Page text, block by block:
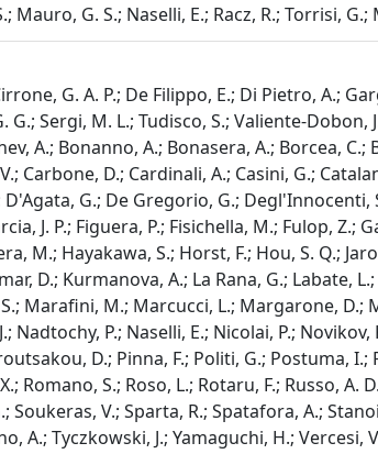
G. S.; Naselli, E.; Racz, R.; Torrisi, G.;
G. A. P.; De Filippo, E.; Di Pietro, A.;
Sergi, M. L.; Tudisco, S.; Valiente-
A.; Bonanno, A.; Bonasera, A.; Borcea,
Carbone, D.; Cardinali, A.; Casini, G.;
G.; De Gregorio, G.; Degl'Innocenti,
J. P.; Figuera, P.; Fisichella, M.; Fulop,
M.; Hayakawa, S.; Horst, F.; Hou, S. Q.;
D.; Kurmanova, A.; La Rana, G.; Labate,
Marafini, M.; Marcucci, L.; Margarone, D.;
P.; Naselli, E.; Nicolai, P.;
D.; Pinna, F.; Politi, G.; Postuma,
Romano, S.; Roso, L.; Rotaru, F.; Russo,
Soukeras, V.; Sparta, R.; Spatafora, A.;
A.; Tyczkowski, J.; Yamaguchi, H.; Vercesi,